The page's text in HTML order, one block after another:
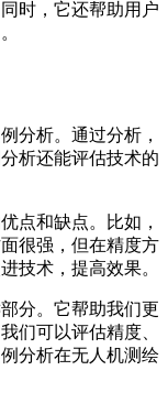
时，它还帮助用户
分析。通过分析，
析还能评估技术的
点和缺点。比如，
很强，但在精度方
技术，提高效果。
分。它帮助我们更
们可以评估精度、
分析在无人机测绘